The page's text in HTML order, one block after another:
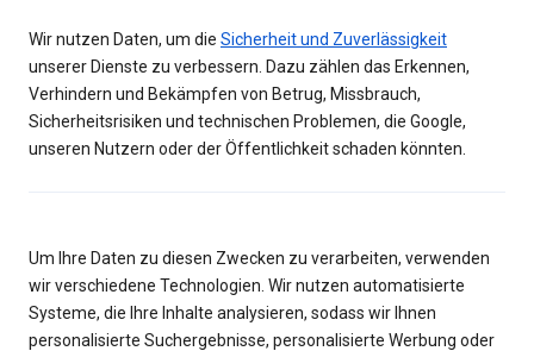
Wir nutzen Daten, um die Sicherheit und Zuverlässigkeit
unserer Dienste zu verbessern. Dazu zählen das Erkennen,
Verhindern und Bekämpfen von Betrug, Missbrauch,
Sicherheitsrisiken und technischen Problemen, die Google,
unseren Nutzern oder der Öffentlichkeit schaden könnten.
Um Ihre Daten zu diesen Zwecken zu verarbeiten, verwenden
wir verschiedene Technologien. Wir nutzen automatisierte
Systeme, die Ihre Inhalte analysieren, sodass wir Ihnen
personalisierte Suchergebnisse, personalisierte Werbung oder